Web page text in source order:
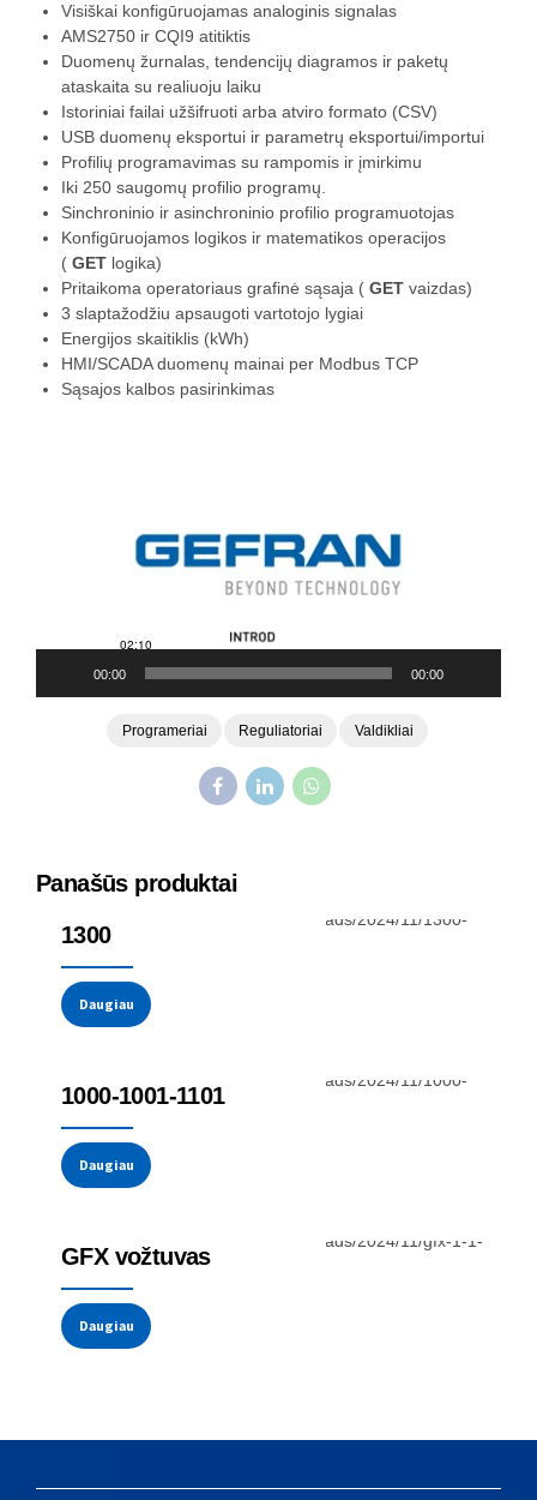
Visiškai konfigūruojamas analoginis signalas
AMS2750 ir CQI9 atitiktis
Duomenų žurnalas, tendencijų diagramos ir paketų
ataskaita su realiuoju laiku
Istoriniai failai užšifruoti arba atviro formato (CSV)
USB duomenų eksportui ir parametrų eksportui/importui
Profilių programavimas su rampomis ir įmirkimu
Iki 250 saugomų profilio programų.
Sinchroninio ir asinchroninio profilio programuotojas
Konfigūruojamos logikos ir matematikos operacijos
( GET logika)
Pritaikoma operatoriaus grafinė sąsaja ( GET vaizdas)
3 slaptažodžiu apsaugoti vartotojo lygiai
Energijos skaitiklis (kWh)
HMI/SCADA duomenų mainai per Modbus TCP
Sąsajos kalbos pasirinkimas
00:00 00:00
Programeriai Reguliatoriai Valdikliai
Panašūs produktai
Reguliatoriai ir programeriai
1300
Daugiau
1000-1001-1101
Daugiau
GFX vožtuvas
Daugiau